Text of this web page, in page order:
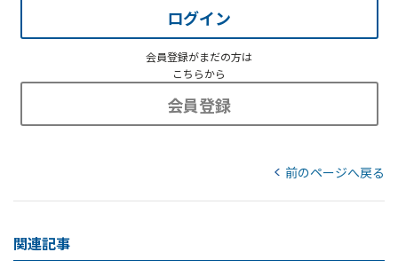
ログイン
会員登録がまだの方は
こちらから
会員登録
前のページへ戻る
関連記事